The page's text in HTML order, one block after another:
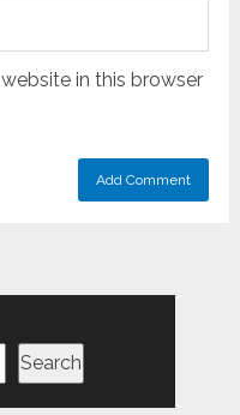
in this browser
Search